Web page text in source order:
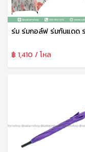
฿ 1,410 / โหล